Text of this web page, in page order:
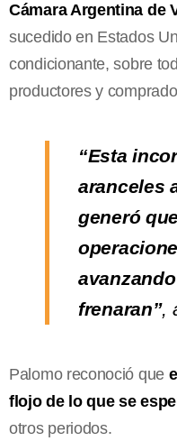
Cámara Argentina de
sucedido en Estados
condicionante, sobre
productores y
“Esta
aranceles
generó
frenaran”,
Palomo reconoció que
flojo de lo que se
otros periodos.